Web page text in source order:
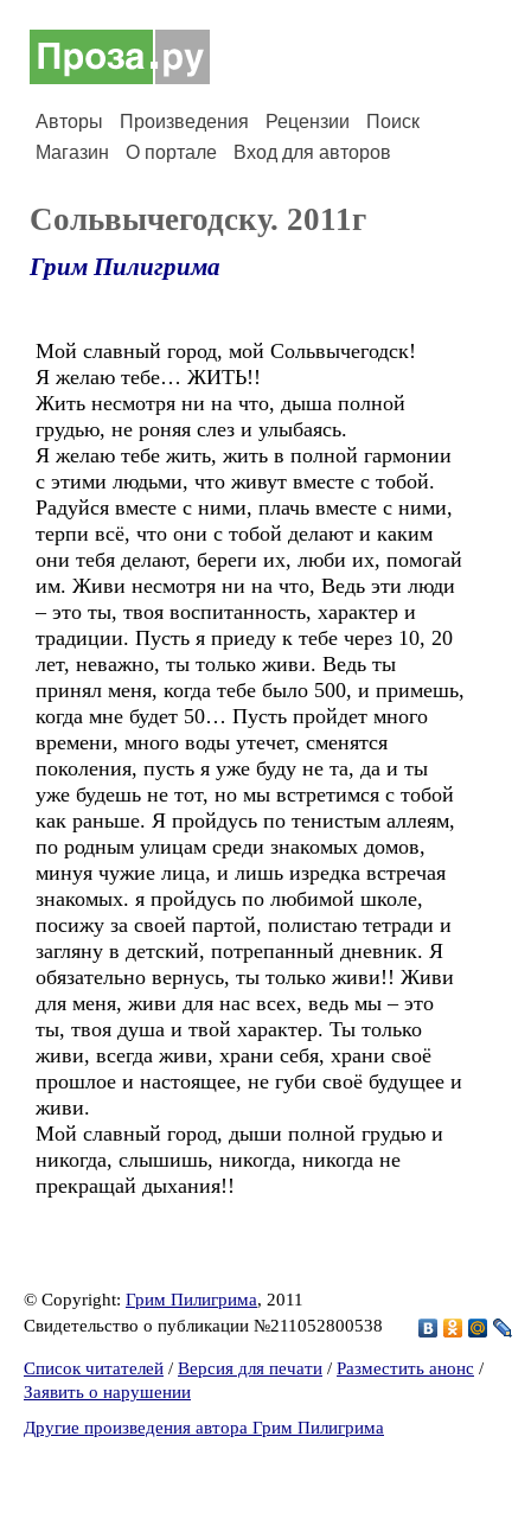
Авторы Произведения Рецензии
Поиск
Магазин
О портале Вход для авторов
Сольвычегодску. 2011г
Грим Пилигрима
Мой славный город, мой Сольвычегодск!
Я желаю тебе… ЖИТЬ!!
Жить несмотря ни на что, дыша полной
грудью, не роняя слез и улыбаясь.
Я желаю тебе жить, жить в полной гармонии
с этими людьми, что живут вместе с тобой.
Радуйся вместе с ними, плачь вместе с ними,
терпи всё, что они с тобой делают и каким
они тебя делают, береги их, люби их, помогай
им. Живи несмотря ни на что, Ведь эти люди
– это ты, твоя воспитанность, характер и
традиции. Пусть я приеду к тебе через 10, 20
лет, неважно, ты только живи. Ведь ты
принял меня, когда тебе было 500, и примешь,
когда мне будет 50… Пусть пройдет много
времени, много воды утечет, сменятся
поколения, пусть я уже буду не та, да и ты
уже будешь не тот, но мы встретимся с тобой
как раньше. Я пройдусь по тенистым аллеям,
по родным улицам среди знакомых домов,
минуя чужие лица, и лишь изредка встречая
знакомых. я пройдусь по любимой школе,
посижу за своей партой, полистаю тетради и
загляну в детский, потрепанный дневник. Я
обязательно вернусь, ты только живи!! Живи
для меня, живи для нас всех, ведь мы – это
ты, твоя душа и твой характер. Ты только
живи, всегда живи, храни себя, храни своё
прошлое и настоящее, не губи своё будущее и
живи.
Мой славный город, дыши полной грудью и
никогда, слышишь, никогда, никогда не
прекращай дыхания!!
© Copyright: Грим Пилигрима, 2011
Свидетельство о публикации №211052800538
Список читателей / Версия для печати / Разместить анонс /
Заявить о нарушении
Другие произведения автора Грим Пилигрима